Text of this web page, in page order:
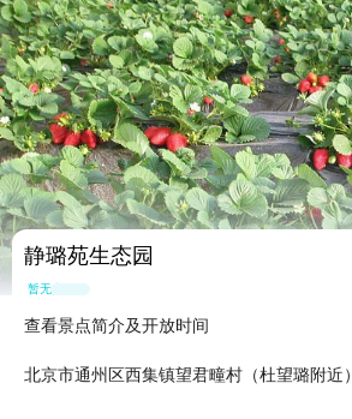
静璐苑生态园
暂无点评
查看景点简介及开放时间
北京市通州区西集镇望君疃村（杜望璐附近）
